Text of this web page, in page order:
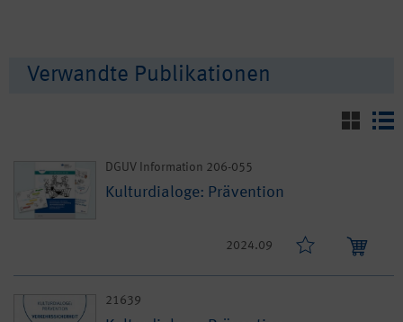
Verwandte Publikationen
DGUV Information 206-055
Kulturdialoge: Prävention
2024.09
21639